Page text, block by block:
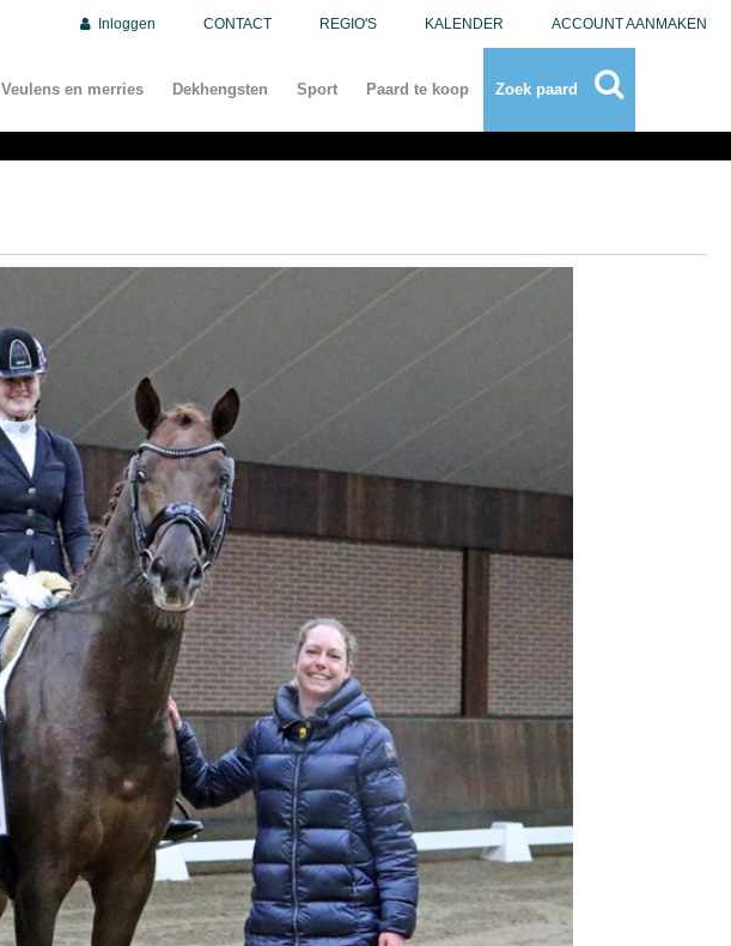
Inloggen CONTACT REGIO'S KALENDER ACCOUNT AANMAKEN
Veulens en merries Dekhengsten Sport Paard te koop Zoek paard